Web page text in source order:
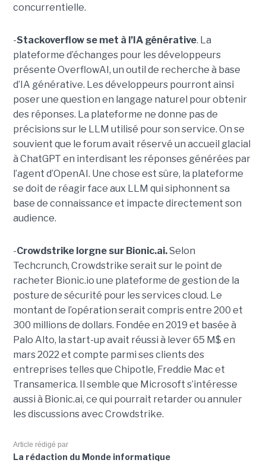
concurrentielle.
-Stackoverflow se met à l’IA générative. La
plateforme d’échanges pour les développeurs
présente OverflowAI, un outil de recherche à base
d’IA générative. Les développeurs pourront ainsi
poser une question en langage naturel pour obtenir
des réponses. La plateforme ne donne pas de
précisions sur le LLM utilisé pour son service. On se
souvient que le forum avait réservé un accueil glacial
à ChatGPT en interdisant les réponses générées par
l’agent d’OpenAI. Une chose est sûre, la plateforme
se doit de réagir face aux LLM qui siphonnent sa
base de connaissance et impacte directement son
audience.
-Crowdstrike lorgne sur Bionic.ai.Selon
Techcrunch, Crowdstrike serait sur le point de
racheter Bionic.io une plateforme de gestion de la
posture de sécurité pour les services cloud. Le
montant de l’opération serait compris entre 200 et
300 millions de dollars. Fondée en 2019 et basée à
Palo Alto, la start-up avait réussi à lever 65 M$ en
mars 2022 et compte parmi ses clients des
entreprises telles que Chipotle, Freddie Mac et
Transamerica. Il semble que Microsoft s’intéresse
aussi à Bionic.ai, ce qui pourrait retarder ou annuler
les discussions avec Crowdstrike.
Article rédigé par
La rédaction du Monde informatique